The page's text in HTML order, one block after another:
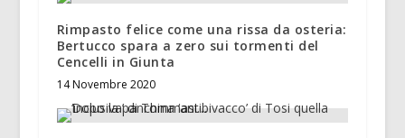
Rimpasto felice come una rissa da osteria:
Bertucco spara a zero sui tormenti del
Cencelli in Giunta
14 Novembre 2020